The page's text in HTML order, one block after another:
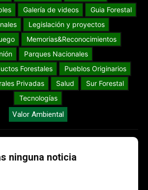
Galería de videos
Guia Forestal
Legislación y proyectos
Memorias&Reconocimientos
Parques Nacionales
Forestales
Pueblos Originarios
Privadas
Salud
Sur Forestal
Tecnologías
Valor Ambiental
ninguna noticia